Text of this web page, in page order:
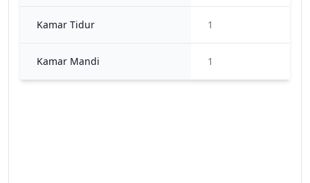
Kamar Tidur 1
Kamar Mandi 1